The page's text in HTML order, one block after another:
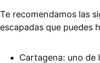
Te recomendamos las
escapadas que puedes
Cartagena: uno de